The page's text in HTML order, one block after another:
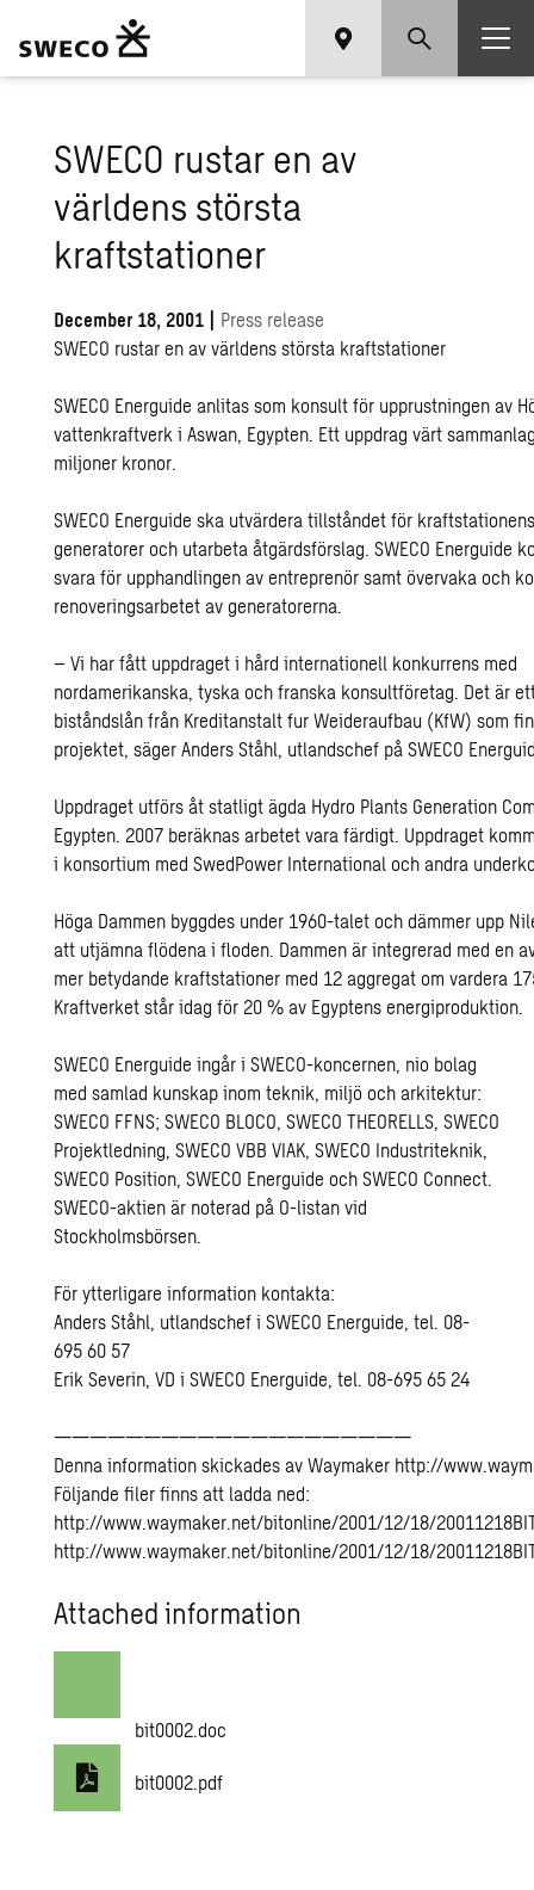
SWECO rustar en av
världens största
kraftstationer
December 18, 2001 | Press release
SWECO rustar en av världens största kraftstationer
SWECO Energuide anlitas som konsult för upprustningen av
vattenkraftverk i Aswan, Egypten. Ett uppdrag värt
miljoner kronor.
SWECO Energuide ska utvärdera tillståndet för
generatorer och utarbeta åtgärdsförslag. SWECO Energuide
svara för upphandlingen av entreprenör samt övervaka och
renoveringsarbetet av generatorerna.
– Vi har fått uppdraget i hård internationell konkurrens med
nordamerikanska, tyska och franska konsultföretag. Det är
biståndslån från Kreditanstalt fur Weideraufbau (KfW) som
projektet, säger Anders Ståhl, utlandschef på SWECO
Uppdraget utförs åt statligt ägda Hydro Plants Generation
Egypten. 2007 beräknas arbetet vara färdigt. Uppdraget
i konsortium med SwedPower International och andra
Höga Dammen byggdes under 1960-talet och dämmer upp
att utjämna flödena i floden. Dammen är integrerad med en
mer betydande kraftstationer med 12 aggregat om vardera
Kraftverket står idag för 20 % av Egyptens energiproduktion.
SWECO Energuide ingår i SWECO-koncernen, nio bolag
med samlad kunskap inom teknik, miljö och arkitektur:
SWECO FFNS; SWECO BLOCO, SWECO THEORELLS, SWECO
Projektledning, SWECO VBB VIAK, SWECO Industriteknik,
SWECO Position, SWECO Energuide och SWECO Connect.
SWECO-aktien är noterad på O-listan vid
Stockholmsbörsen.
För ytterligare information kontakta:
Anders Ståhl, utlandschef i SWECO Energuide, tel. 08-
695 60 57
Erik Severin, VD i SWECO Energuide, tel. 08-695 65 24
————————————————————
Denna information skickades av Waymaker http://
Följande filer finns att ladda ned:
http://www.waymaker.net/bitonline/2001/12/18/
http://www.waymaker.net/bitonline/2001/12/18/
Attached information
bit0002.doc
bit0002.pdf